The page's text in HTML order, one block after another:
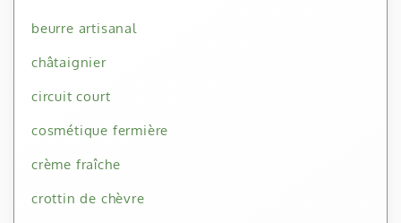
beurre artisanal
châtaignier
circuit court
cosmétique fermière
crème fraîche
crottin de chèvre